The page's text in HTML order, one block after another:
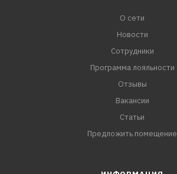
О сети
Новости
Сотрудники
Программа лояльности
Отзывы
Вакансии
Статьи
Предложить помещение